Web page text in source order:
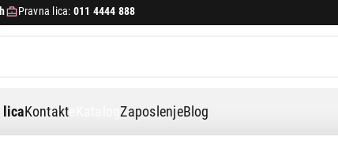
Pravna lica: 011 4444 888
licaKontakt eKatalogZaposlenjeBlog